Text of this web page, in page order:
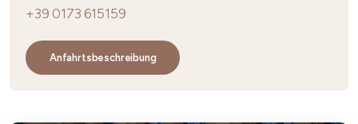
+39 0173 615159
Anfahrtsbeschreibung